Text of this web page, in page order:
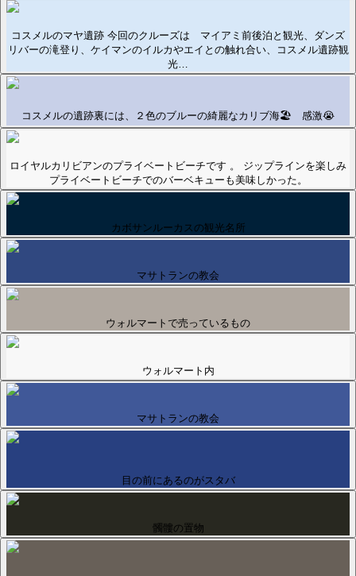
コスメルのマヤ遺跡 今回のクルーズは マイアミ前後泊と観光、ダンズ
リバーの滝登り、ケイマンのイルカやエイとの触れ合い、コスメル遺跡観
光…
コスメルの遺跡裏には、２色のブルーの綺麗なカリブ海🏖️ 感激😭
ロイヤルカリビアンのプライベートビーチです 。 ジップラインを楽しみ
プライベートビーチでのバーベキューも美味しかった。
カボサンルーカスの観光名所
マサトランの教会
ウォルマートで売っているもの
ウォルマート内
マサトランの教会
目の前にあるのがスタバ
髑髏の置物